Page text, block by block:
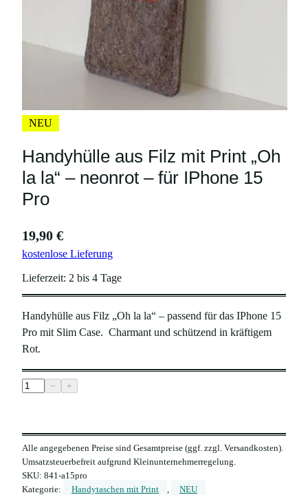
NEU
Handyhülle aus Filz mit Print „Oh
la la“ – neonrot – für IPhone 15
Pro
19,90 €
kostenlose Lieferung
Lieferzeit: 2 bis 4 Tage
Handyhülle aus Filz „Oh la la“ – passend für das IPhone 15
Pro mit Slim Case. Charmant und schützend in kräftigem
Rot.
H
d
y
h
ü
− +
Alle angegebenen Preise sind Gesamtpreise (ggf. zzgl. Versandkosten).
Umsatzsteuerbefreit aufgrund Kleinunternehmerregelung.
SKU: 841-a15pro
Kategorie:
Handytaschen mit Print NEU